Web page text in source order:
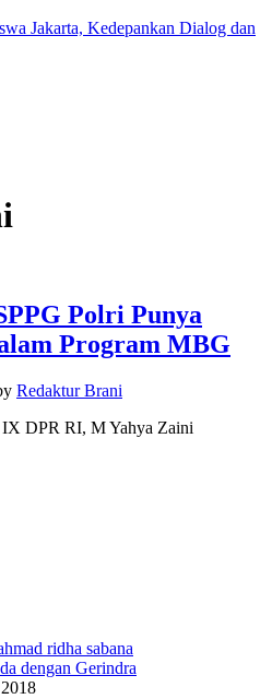
Jakarta, Kedepankan Dialog dan
Polri Punya
Program MBG
Redaktur Brani
DPR RI, M Yahya Zaini
dengan Gerindra